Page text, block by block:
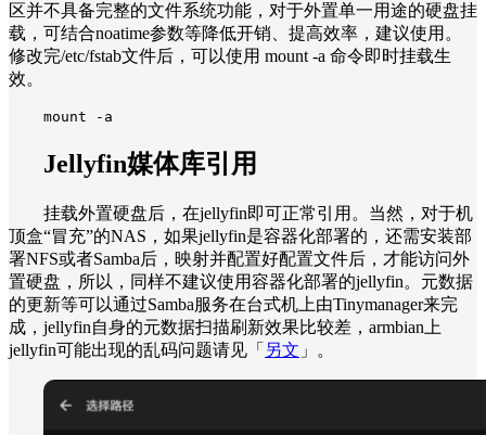
区并不具备完整的文件系统功能，对于外置单一用途的硬盘挂
载，可结合noatime参数等降低开销、提高效率，建议使用。
修改完/etc/fstab文件后，可以使用 mount -a 命令即时挂载生
效。
mount -a
Jellyfin媒体库引用
挂载外置硬盘后，在jellyfin即可正常引用。当然，对于机
顶盒“冒充”的NAS，如果jellyfin是容器化部署的，还需安装部
署NFS或者Samba后，映射并配置好配置文件后，才能访问外
置硬盘，所以，同样不建议使用容器化部署的jellyfin。元数据
的更新等可以通过Samba服务在台式机上由Tinymanager来完
成，jellyfin自身的元数据扫描刷新效果比较差，armbian上
jellyfin可能出现的乱码问题请见「 另文 」。